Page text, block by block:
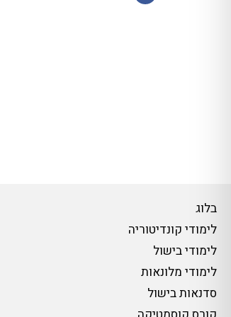
בלוג
לימודי קונדיטוריה
לימודי בישול
לימודי מלונאות
סדנאות בישול